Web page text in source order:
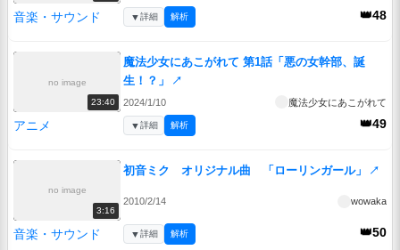
音楽・サウンド 👑48
▼詳細 解析
no image
23:40
魔法少女にあこがれて 第1話「悪の女幹部、誕
生！？」
↗
2024/1/10 魔法少女にあこがれて
アニメ 👑49
▼詳細 解析
no image
3:16
初音ミク オリジナル曲 「ローリンガール」 ↗
2010/2/14 wowaka
音楽・サウンド 👑50
▼詳細 解析